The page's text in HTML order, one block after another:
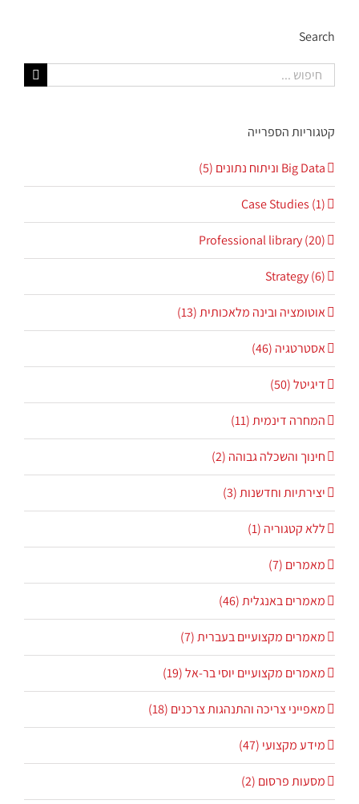
Search
חיפוש...
קטגוריות הספרייה
Big Data וניתוח נתונים (5)
Case Studies (1)
Professional library (20)
Strategy (6)
אוטומציה ובינה מלאכותית (13)
אסטרטגיה (46)
דיגיטל (50)
המחרה דינמית (11)
חינוך והשכלה גבוהה (2)
יצירתיות וחדשנות (3)
ללא קטגוריה (1)
מאמרים (7)
מאמרים באנגלית (46)
מאמרים מקצועיים בעברית (7)
מאמרים מקצועיים יוסי בר-אל (19)
מאפייני צריכה והתנהגות צרכנים (18)
מידע מקצועי (47)
מסעות פרסום (2)